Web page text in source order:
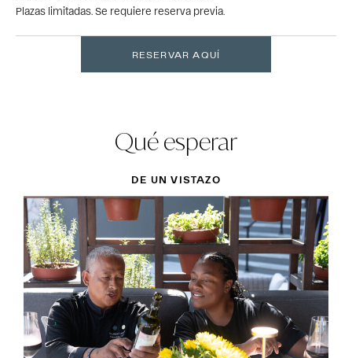
Plazas limitadas. Se requiere reserva previa.
RESERVAR AQUÍ
Qué esperar
DE UN VISTAZO